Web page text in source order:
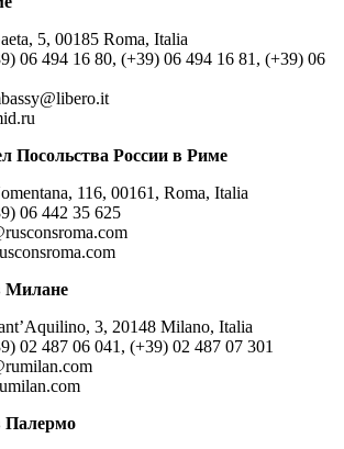
5, 00185 Roma, Italia
06 494 16 80, (+39) 06 494 16 81, (+39) 06
Посольства России в Риме
116, 00161, Roma, Italia
06 442 35 625
Милане
3, 20148 Milano, Italia
02 487 06 041, (+39) 02 487 07 301
Палермо